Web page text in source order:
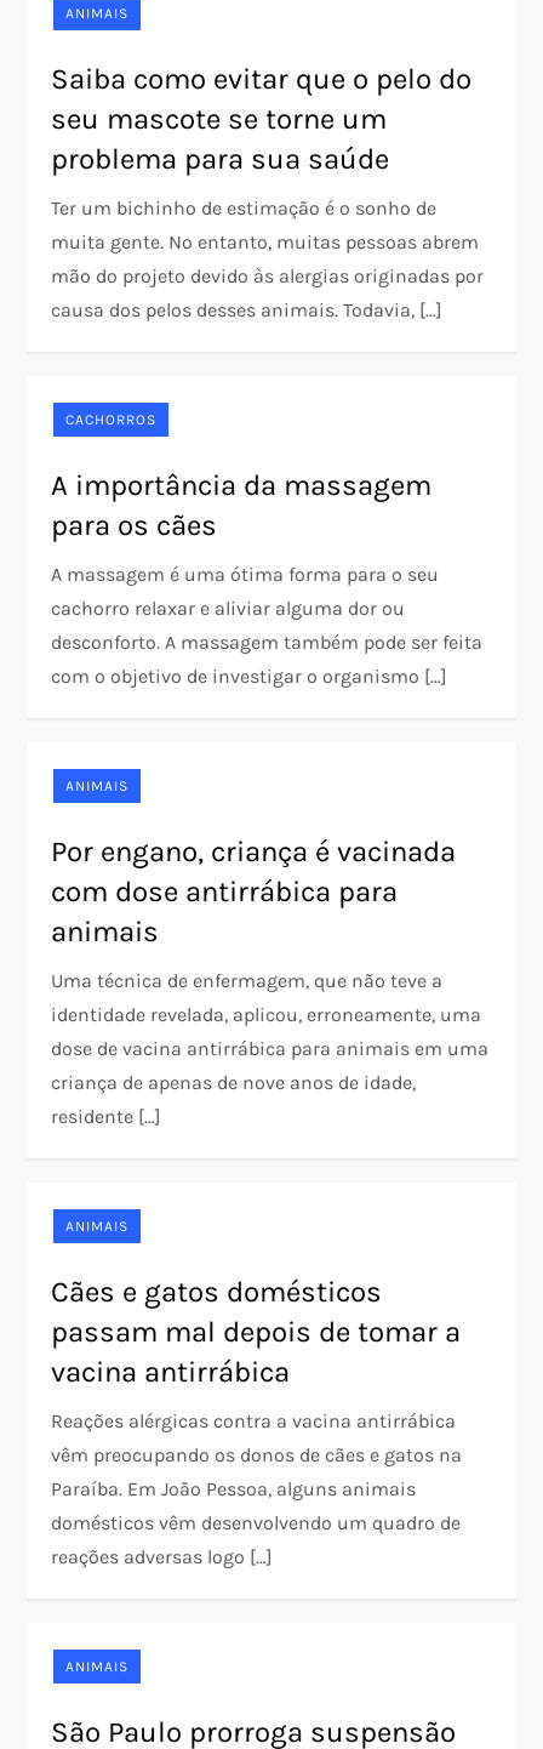
ANIMAIS
Saiba como evitar que o pelo do
seu mascote se torne um
problema para sua saúde
Ter um bichinho de estimação é o sonho de
muita gente. No entanto, muitas pessoas abrem
mão do projeto devido às alergias originadas por
causa dos pelos desses animais. Todavia, […]
CACHORROS
A importância da massagem
para os cães
A massagem é uma ótima forma para o seu
cachorro relaxar e aliviar alguma dor ou
desconforto. A massagem também pode ser feita
com o objetivo de investigar o organismo […]
ANIMAIS
Por engano, criança é vacinada
com dose antirrábica para
animais
Uma técnica de enfermagem, que não teve a
identidade revelada, aplicou, erroneamente, uma
dose de vacina antirrábica para animais em uma
criança de apenas de nove anos de idade,
residente […]
ANIMAIS
Cães e gatos domésticos
passam mal depois de tomar a
vacina antirrábica
Reações alérgicas contra a vacina antirrábica
vêm preocupando os donos de cães e gatos na
Paraíba. Em João Pessoa, alguns animais
domésticos vêm desenvolvendo um quadro de
reações adversas logo […]
ANIMAIS
São Paulo prorroga suspensão